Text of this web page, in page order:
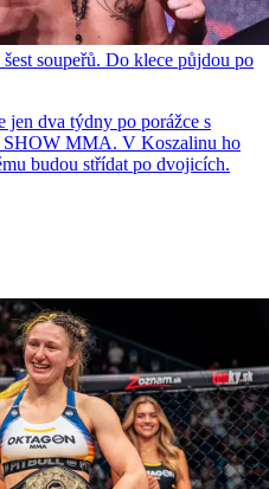
soupeřů. Do klece půjdou po
jen dva týdny po porážce s
SHOW MMA. V Koszalinu ho
budou střídat po dvojicích.